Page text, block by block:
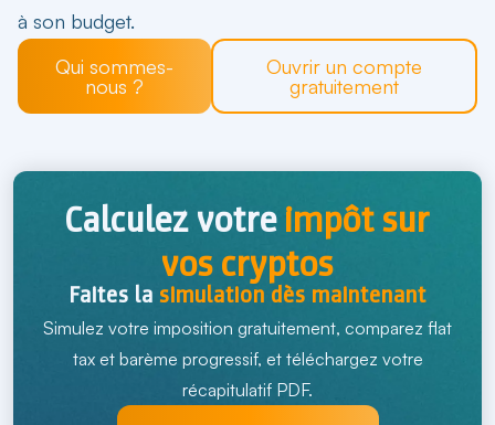
à son budget.
Qui sommes-
nous ?
Ouvrir un compte
gratuitement
Calculez votreimpôt sur
vos cryptos
Faites la simulation dès maintenant
Simulez votre imposition gratuitement, comparez flat
tax et barème progressif, et téléchargez votre
récapitulatif PDF.